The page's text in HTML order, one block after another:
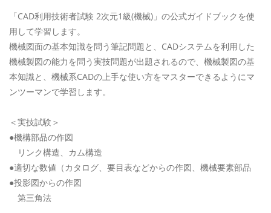
「CAD利用技術者試験 2次元1級(機械)」の公式ガイドブックを使
用して学習します。
機械図面の基本知識を問う筆記問題と、CADシステムを利用した
機械製図の能力を問う実技問題が出題されるので、機械製図の基
本知識と、機械系CADの上手な使い方をマスターできるようにマ
ンツーマンで学習します。
＜実技試験＞
●機構部品の作図
リンク構造、カム構造
●適切な数値（カタログ、要目表などからの作図、機械要素部品
●投影図からの作図
第三角法